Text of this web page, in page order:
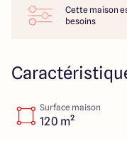
Maisons ARLOGIS
Cette maison
besoins
Surface maison
120 m²